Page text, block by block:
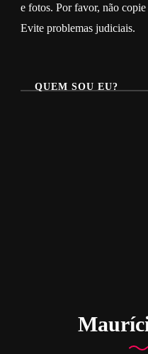
e fotos. Por favor, não copie
Evite problemas judiciais.
QUEM SOU EU?